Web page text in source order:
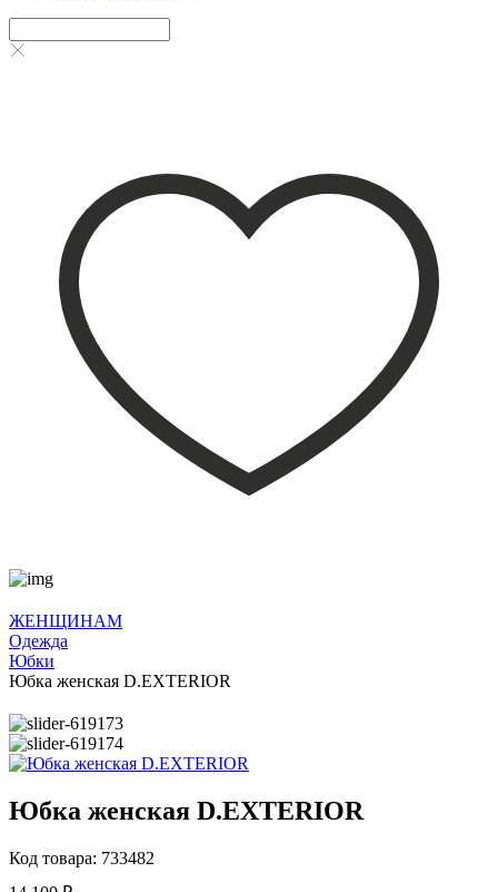
ЖЕНЩИНАМ
Одежда
Юбки
Юбка женская D.EXTERIOR
Юбка женская D.EXTERIOR
Код товара: 733482